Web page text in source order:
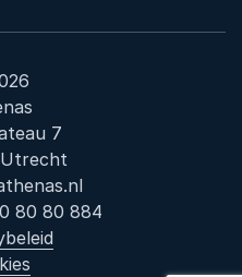
7
Utrecht
80 80 884